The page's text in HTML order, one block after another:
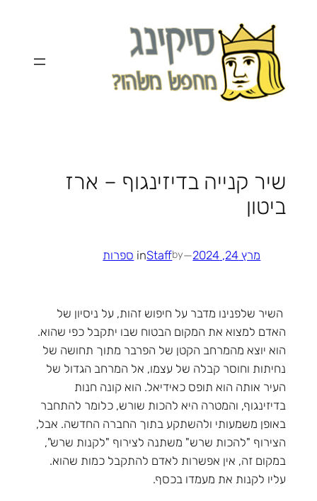
שיר קנייה בדיזינגוף – ארז
ביטון
מרץ 24, 2024 —
by
Staff
in ספרות
השיר שלפנינו מדבר על חיפוש זהות, על ניסיון של
האדם למצוא את המקום הבטוח שבו יתקבל כפי שהוא.
הוא יוצא מהמרחב הקטן של הפרבר מתוך תחושה של
נחיתות וחוסר קבלה של עצמו, אל המרחב הגדול של
העיר אותה הוא תופס כאידיאל. הוא קונה חנות
בדיזינגוף, והמטרה היא להכות שורש, כלומר להתחבר
באופן משמעותי ולהשתקע בתוך החברה החדשה. אבל,
הצירוף "להכות שרש" משתנה לצירוף "לקנות שרש",
במקום זה, אין אפשרות לאדם להתקבל כמות שהוא.
עליו לקנות את מעמדו בכסף.